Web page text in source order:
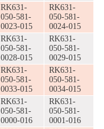
RK631-
050-581-
0023-015
RK631-
050-581-
0024-015
RK631-
050-581-
0028-015
RK631-
050-581-
0029-015
RK631-
050-581-
0033-015
RK631-
050-581-
0034-015
RK631-
050-581-
0000-016
RK631-
050-581-
0001-016